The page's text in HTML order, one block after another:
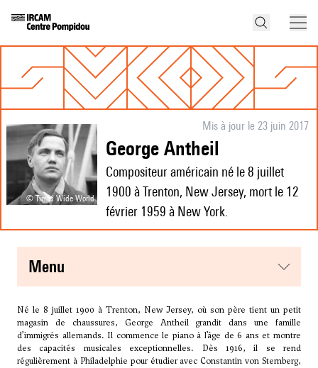
© Times Wide World
Mis à jour le 23 juin 2017
George Antheil
Compositeur américain né le 8 juillet
1900 à Trenton, New Jersey, mort le 12
février 1959 à New York.
menu
Né le 8 juillet 1900 à Trenton, New Jersey, où son père tient un petit
magasin de chaussures, George Antheil grandit dans une famille
d’immigrés allemands. Il commence le piano à l’âge de 6 ans et montre
des capacités musicales exceptionnelles. Dès 1916, il se rend
régulièrement à Philadelphie pour étudier avec Constantin von Sternberg,